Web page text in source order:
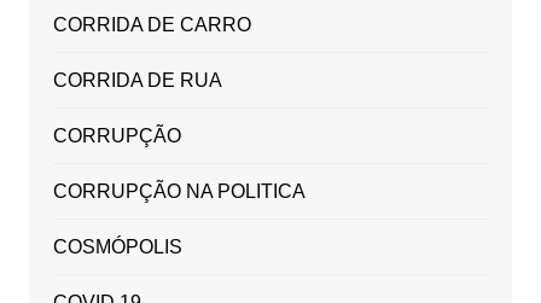
CORRIDA DE CARRO
CORRIDA DE RUA
CORRUPÇÃO
CORRUPÇÃO NA POLITICA
COSMÓPOLIS